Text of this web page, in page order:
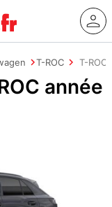
T-ROC T-ROC
année